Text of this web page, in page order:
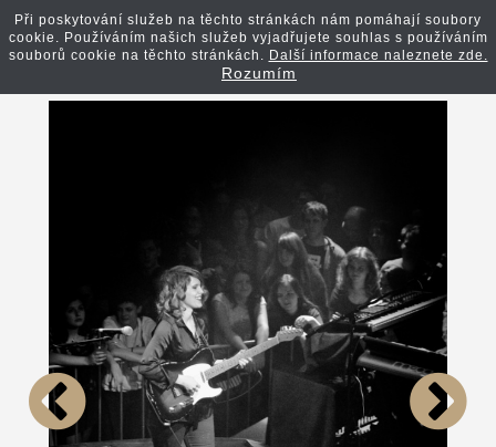
Zpět na článek
Při poskytování služeb na těchto stránkách nám pomáhají soubory
cookie. Používáním našich služeb vyjadřujete souhlas s používáním
souborů cookie na těchto stránkách. Další informace naleznete zde.
Rozumím